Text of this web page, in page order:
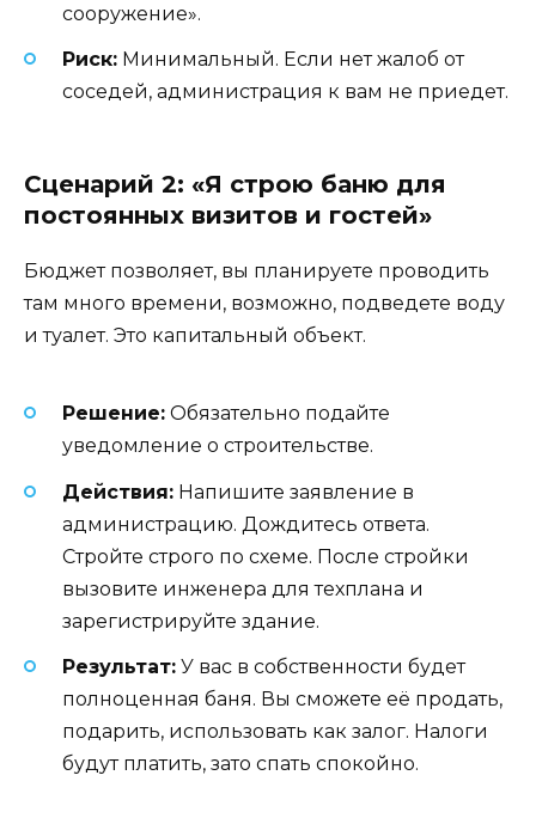
сооружение».
Риск: Минимальный. Если нет жалоб от
соседей, администрация к вам не приедет.
Сценарий 2: «Я строю баню для
постоянных визитов и гостей»
Бюджет позволяет, вы планируете проводить
там много времени, возможно, подведете воду
и туалет. Это капитальный объект.
Решение: Обязательно подайте
уведомление о строительстве.
Действия: Напишите заявление в
администрацию. Дождитесь ответа.
Стройте строго по схеме. После стройки
вызовите инженера для техплана и
зарегистрируйте здание.
Результат: У вас в собственности будет
полноценная баня. Вы сможете её продать,
подарить, использовать как залог. Налоги
будут платить, зато спать спокойно.